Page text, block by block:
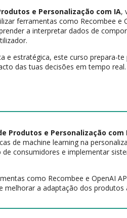
e Personalização com IA,
ferramentas como Recombee e
a interpretar dados de
e estratégica, este curso prepara-
das tuas decisões em tempo real.
Produtos e Personalização com
de machine learning na
consumidores e implementar
como Recombee e OpenAI
melhorar a adaptação dos produtos